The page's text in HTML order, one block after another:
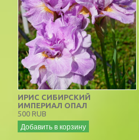
ИРИС СИБИРСКИЙ
ИМПЕРИАЛ ОПАЛ
500 RUB
Добавить в корзину